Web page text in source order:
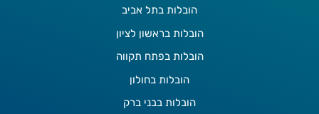
הובלות בתל אביב
הובלות בראשון לציון
הובלות בפתח תקווה
הובלות בחולון
הובלות בבני ברק